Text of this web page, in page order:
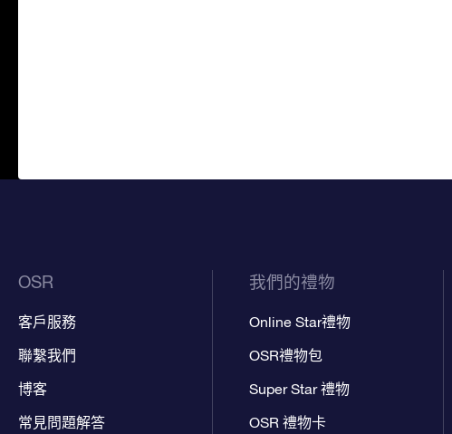
OSR
客戶服務
聯繫我們
博客
常見問題解答
我們的禮物
Online Star禮物
OSR禮物包
Super Star 禮物
OSR 禮物卡